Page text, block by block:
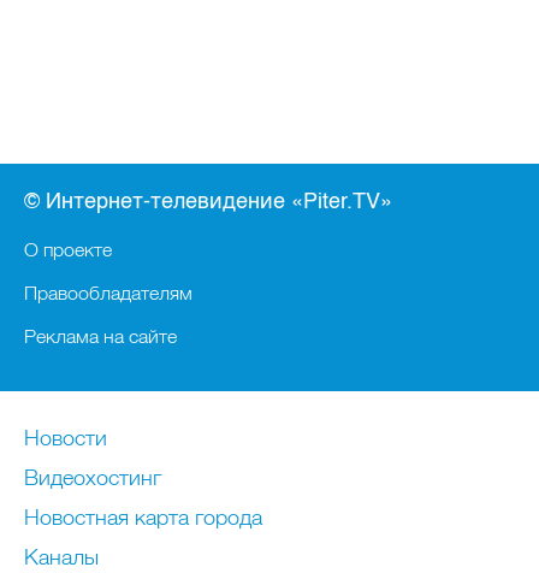
© Интернет-телевидение «Piter.TV»
О проекте
Правообладателям
Реклама на сайте
Новости
Видеохостинг
Новостная карта города
Каналы